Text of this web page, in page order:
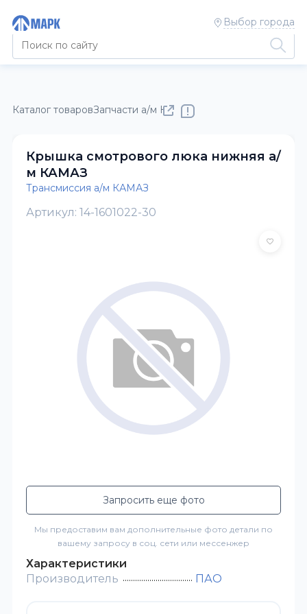
Выбор города
Каталог товаровЗапчасти а/м КАМАЗ
Крышка смотрового люка нижняя а/
м КАМАЗ
Трансмиссия а/м КАМАЗ
Артикул: 14-1601022-30
Запросить еще фото
Мы предоставим вам дополнительные фото детали по
вашему запросу в соц. сети или мессенжер
Характеристики
Производитель
ПАО